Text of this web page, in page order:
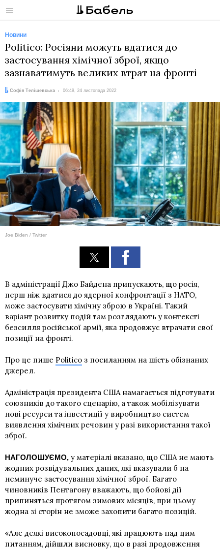
Меню
Новини
Politico: Росіяни можуть вдатися до
застосування хімічної зброї, якщо
зазнаватимуть великих втрат на фронті
Автор:
Софія Телішевська
Дата: 06:49, 24 листопада 2022
Joe Biden / Twitter
В адміністрації Джо Байдена припускають, що росія,
перш ніж вдатися до ядерної конфронтації з НАТО,
може застосувати хімічну зброю в Україні. Такий
варіант розвитку подій там розглядають у контексті
безсилля російської армії, яка продовжує втрачати свої
позиції на фронті.
Про це пише Politico з посиланням на шість обізнаних
джерел.
Адміністрація президента США намагається підготувати
союзників до такого сценарію, а також мобілізувати
нові ресурси та інвестиції у виробництво систем
виявлення хімічних речовин у разі використання такої
зброї.
НАГОЛОШУЄМО, у матеріалі вказано, що США не мають
жодних розвідувальних даних, які вказували б на
неминуче застосування хімічної зброї. Багато
чиновників Пентагону вважають, що бойові дії
припиняться протягом зимових місяців, при цьому
жодна зі сторін не зможе захопити багато позицій.
«Але деякі високопосадовці, які працюють над цим
питанням, дійшли висновку, що в разі продовження